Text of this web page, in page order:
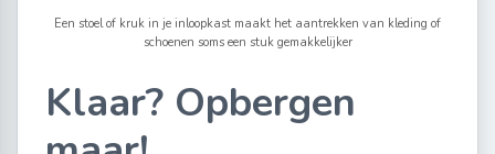
Een stoel of kruk in je inloopkast maakt het aantrekken van kleding of
schoenen soms een stuk gemakkelijker
Klaar? Opbergen